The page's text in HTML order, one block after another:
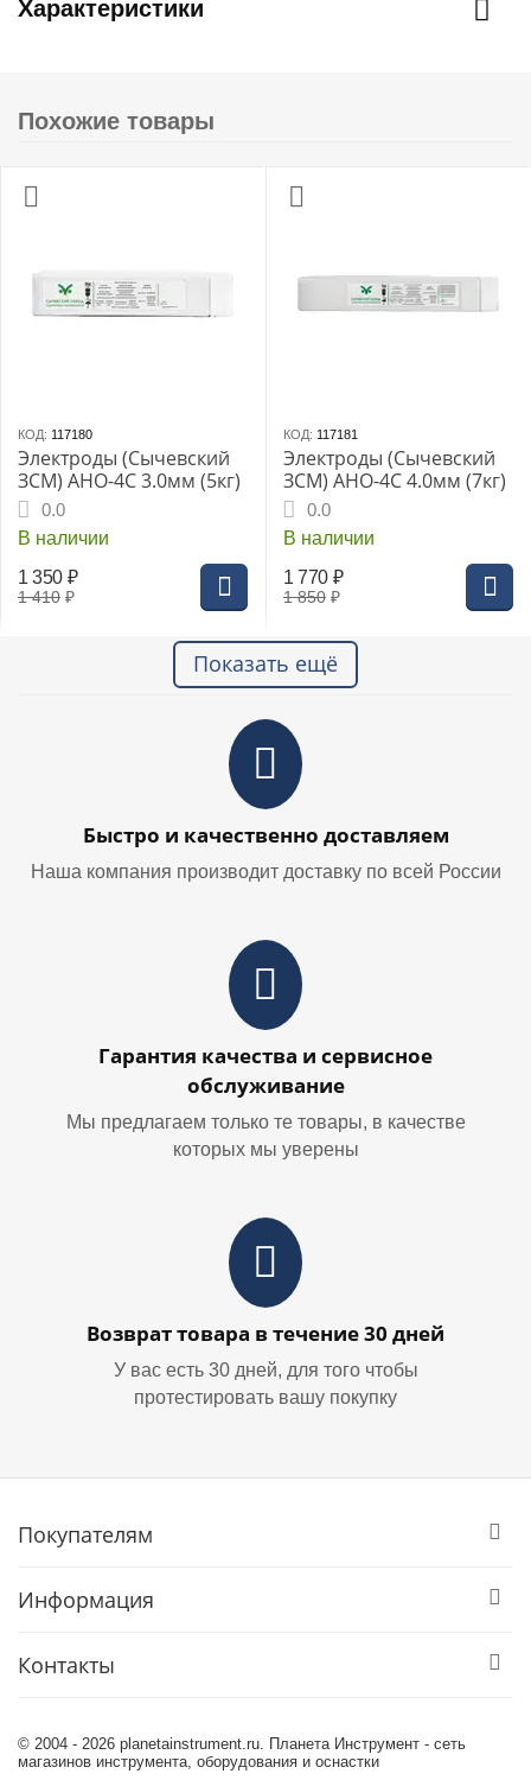
Характеристики
Похожие товары
КОД: 117180
Электроды (Сычевский
ЗСМ) АНО-4С 3.0мм (5кг)
0.0
В наличии
1 410 ₽
1 350 ₽
КОД: 117181
Электроды (Сычевский
ЗСМ) АНО-4С 4.0мм (7кг)
0.0
В наличии
1 850 ₽
1 770 ₽
Показать ещё
Быстро и качественно доставляем
Наша компания производит доставку по всей России
Гарантия качества и сервисное
обслуживание
Мы предлагаем только те товары, в качестве
которых мы уверены
Возврат товара в течение 30 дней
У вас есть 30 дней, для того чтобы
протестировать вашу покупку
Покупателям
Информация
Контакты
© 2004 - 2026 planetainstrument.ru. Планета Инструмент - сеть
магазинов инструмента, оборудования и оснастки